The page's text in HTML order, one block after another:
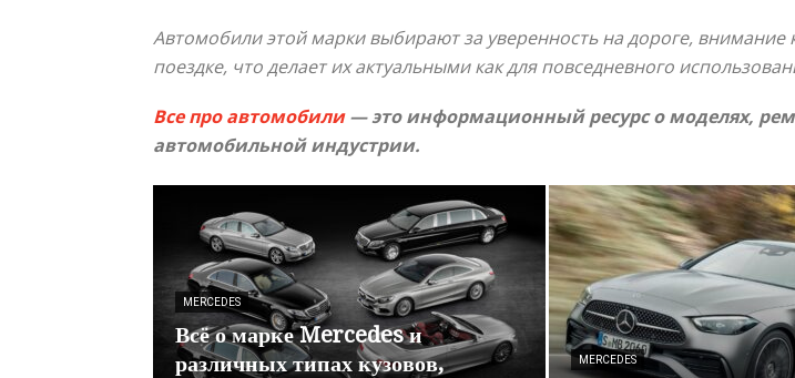
Автомобили этой марки выбирают за уверенность на дороге,
поездке, что делает их актуальными как для повседневного
Все про автомобили— это информационный ресурс о моделях,
автомобильной индустрии.
MERCEDES
Всё о марке Mercedes и
различных типах кузовов,
MERCEDES